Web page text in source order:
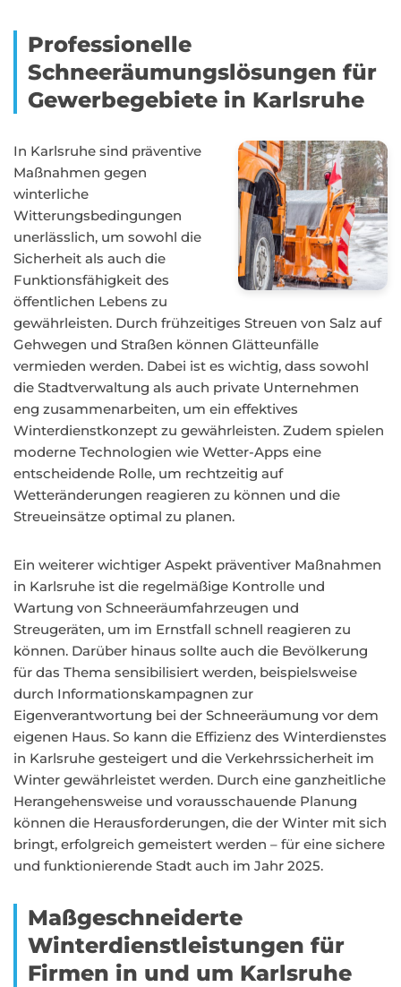
Professionelle
Schneeräumungslösungen für
Gewerbegebiete in Karlsruhe
In Karlsruhe sind präventive
Maßnahmen gegen
winterliche
Witterungsbedingungen
unerlässlich, um sowohl die
Sicherheit als auch die
Funktionsfähigkeit des
öffentlichen Lebens zu
gewährleisten. Durch frühzeitiges Streuen von Salz auf
Gehwegen und Straßen können Glätteunfälle
vermieden werden. Dabei ist es wichtig, dass sowohl
die Stadtverwaltung als auch private Unternehmen
eng zusammenarbeiten, um ein effektives
Winterdienstkonzept zu gewährleisten. Zudem spielen
moderne Technologien wie Wetter-Apps eine
entscheidende Rolle, um rechtzeitig auf
Wetteränderungen reagieren zu können und die
Streueinsätze optimal zu planen.
Ein weiterer wichtiger Aspekt präventiver Maßnahmen
in Karlsruhe ist die regelmäßige Kontrolle und
Wartung von Schneeräumfahrzeugen und
Streugeräten, um im Ernstfall schnell reagieren zu
können. Darüber hinaus sollte auch die Bevölkerung
für das Thema sensibilisiert werden, beispielsweise
durch Informationskampagnen zur
Eigenverantwortung bei der Schneeräumung vor dem
eigenen Haus. So kann die Effizienz des Winterdienstes
in Karlsruhe gesteigert und die Verkehrssicherheit im
Winter gewährleistet werden. Durch eine ganzheitliche
Herangehensweise und vorausschauende Planung
können die Herausforderungen, die der Winter mit sich
bringt, erfolgreich gemeistert werden – für eine sichere
und funktionierende Stadt auch im Jahr 2025.
Maßgeschneiderte
Winterdienstleistungen für
Firmen in und um Karlsruhe